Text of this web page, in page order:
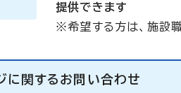
提供できます
※希望する方は、施設
に関する お問い合わせ